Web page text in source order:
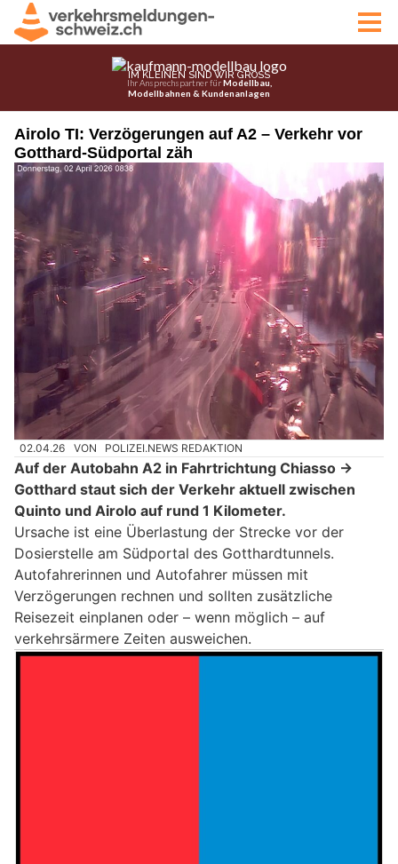
Airolo TI: Verzögerungen auf A2 – Verkehr vor
Gotthard-Südportal zäh
02.04.26 VON POLIZEI.NEWS REDAKTION
Auf der Autobahn A2 in Fahrtrichtung Chiasso →
Gotthard staut sich der Verkehr aktuell zwischen
Quinto und Airolo auf rund 1 Kilometer.
Ursache ist eine Überlastung der Strecke vor der
Dosierstelle am Südportal des Gotthardtunnels.
Autofahrerinnen und Autofahrer müssen mit
Verzögerungen rechnen und sollten zusätzliche
Reisezeit einplanen oder – wenn möglich – auf
verkehrsärmere Zeiten ausweichen.